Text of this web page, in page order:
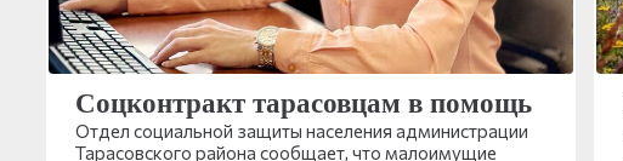
Соцконтракт тарасовцам в помощь
Отдел социальной защиты населения администрации
Тарасовского района сообщает, что малоимущие